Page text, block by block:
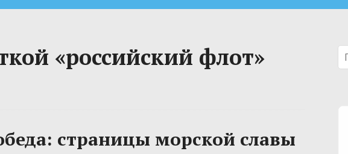
«российский флот»
страницы морской славы